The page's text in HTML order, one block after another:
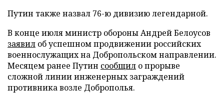
Путин также назвал 76-ю дивизию легендарной.
В конце июля министр обороны Андрей Белоусов
заявил об успешном продвижении российских
военнослужащих на Добропольском направлении.
Месяцем ранее Путин сообщил о прорыве
сложной линии инженерных заграждений
противника возле Доброполья.